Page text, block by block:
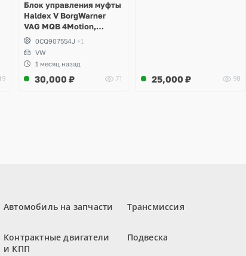
Блок управления муфты
Haldex V BorgWarner
VAG MQB 4Motion,
Volkswagen Tiguan
0CQ907554J +1
VW
1 месяц назад
30,000 ₽ 71 25,000 ₽ 98
Автомобиль на запчасти
Контрактные двигатели
и КПП
Трансмиссия
Подвеска